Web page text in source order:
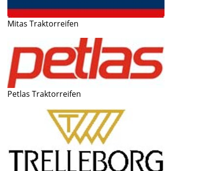
Mitas Traktorreifen
Petlas Traktorreifen